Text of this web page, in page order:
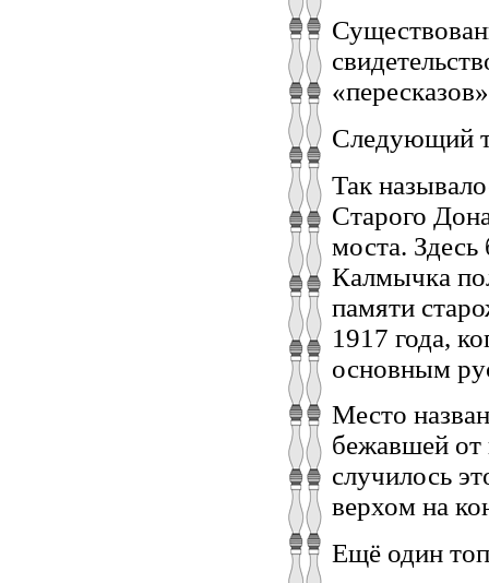
Следующий
Так
Старого
моста.
Калмычка
памяти
1917 года,
основным
Место
бежавшей от
случилось
верхом на
Ещё один